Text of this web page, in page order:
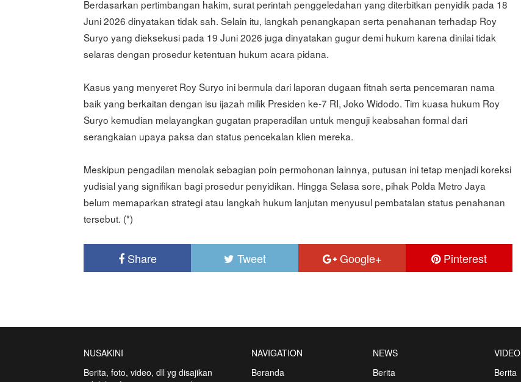
Berdasarkan pertimbangan hakim, surat perintah penggeledahan yang diterbitkan penyidik pada 18
Juni 2026 dinyatakan tidak sah. Selain itu, langkah penangkapan serta penahanan terhadap Roy
Suryo yang dieksekusi pada 19 Juni 2026 juga dinyatakan gugur demi hukum karena dinilai tidak
selaras dengan prosedur ketentuan hukum acara pidana.
Kasus yang menyeret Roy Suryo ini bermula dari laporan dugaan fitnah serta pencemaran nama
baik yang berkaitan dengan isu ijazah milik Presiden ke-7 RI, Joko Widodo. Tim kuasa hukum Roy
Suryo kemudian melayangkan gugatan praperadilan untuk menguji keabsahan formal dari
serangkaian upaya paksa dan status pencekalan klien mereka.
Meskipun pengadilan menolak sebagian poin permohonan lainnya, putusan ini tetap menjadi koreksi
yudisial yang signifikan bagi prosedur penyidikan. Hingga Selasa sore, pihak Polda Metro Jaya
belum memaparkan strategi atau langkah hukum lanjutan menyusul pembatalan status penahanan
tersebut. (*)
Share Tweet Google+ Pinterest
NUSAKINI
Berita, foto, video, dll yg disajikan
NAVIGATION
Beranda
NEWS
Berita
VIDEO
Berita